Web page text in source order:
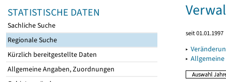
STATISTISCHE DATEN
Sachliche Suche
Regionale Suche
Kürzlich bereitgestellte Daten
Allgemeine Angaben, Zuordnungen
seit 01.01.1997
▸
▸